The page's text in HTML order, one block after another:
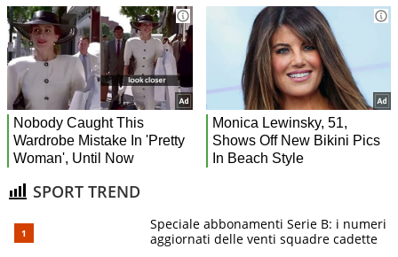
SPORT TREND
Speciale abbonamenti Serie B: i numeri
aggiornati delle venti squadre cadette